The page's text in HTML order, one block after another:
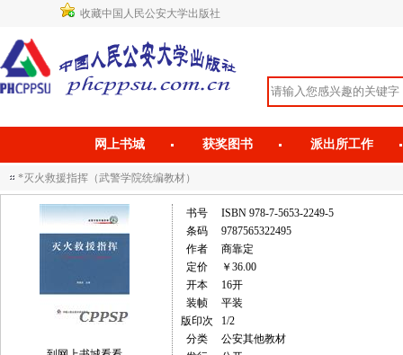
收藏中国人民公安大学出版社
网上书城 获奖图书 派出所工作
*灭火救援指挥（武警学院统编教材）
书号
ISBN 978-7-5653-2249-5
条码
9787565322495
作者
商靠定
定价
￥36.00
开本
16开
装帧
平装
版印次
1/2
分类
公安其他教材